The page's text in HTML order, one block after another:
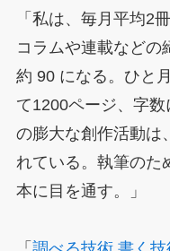
「私は、毎月平均2
コラムや連載などの
約 90 になる。ひと
て1200ページ、字
の膨大な創作活動は
れている。執筆のた
本に目を通す。」